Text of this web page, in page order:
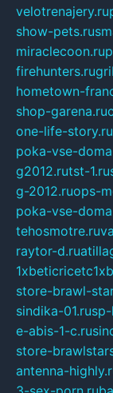
velotrenajery.ru
show-pets.ru
miraclecoon.ru
firehunters.ru
hometown-
shop-garena.ru
one-life-story.ru
poka-vse-
g2012.rutst-1.ru
g-2012.ruops-
poka-vse-
tehosmotre.ru
raytor-d.ru
store-brawl-
sindika-01.ru
e-abis-1-c.ru
store-
antenna-